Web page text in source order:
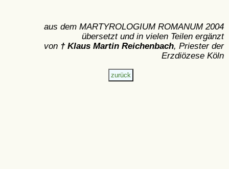
aus dem MARTYROLOGIUM ROMANUM 2004
übersetzt und in vielen Teilen ergänzt
von † Klaus Martin Reichenbach, Priester der
Erzdiözese Köln